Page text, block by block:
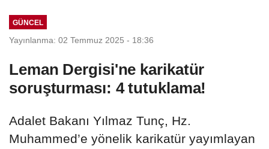
GÜNCEL
Yayınlanma: 02 Temmuz 2025 - 18:36
Leman Dergisi'ne karikatür
soruşturması: 4 tutuklama!
Adalet Bakanı Yılmaz Tunç, Hz.
Muhammed’e yönelik karikatür yayımlayan